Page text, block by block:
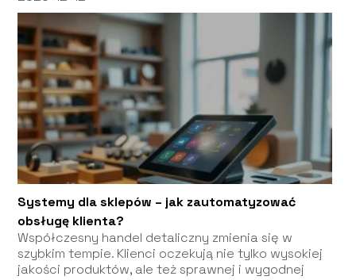
Systemy dla sklepów – jak zautomatyzować
obsługę klienta?
Współczesny handel detaliczny zmienia się w
szybkim tempie. Klienci oczekują nie tylko wysokiej
jakości produktów, ale też sprawnej i wygodnej